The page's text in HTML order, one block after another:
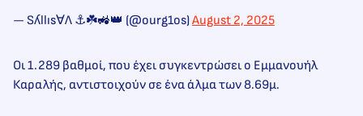
— Sʎllıs∀Λ ⚓☘️🚜👑 (@ourg1os)August 2, 2025
Oι 1.289 βαθμοί, που έχει συγκεντρώσει ο Εμμανουήλ
Καραλής, αντιστοιχούν σε ένα άλμα των 8.69μ.